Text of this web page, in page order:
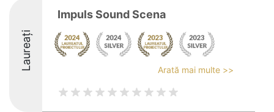
Laureați
Impuls Sound Scena
Arată mai multe >>